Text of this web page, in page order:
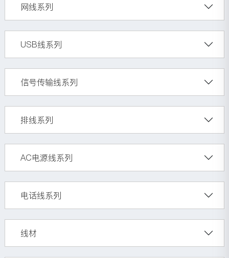
网线系列
USB线系列
信号传输线系列
排线系列
AC电源线系列
电话线系列
线材